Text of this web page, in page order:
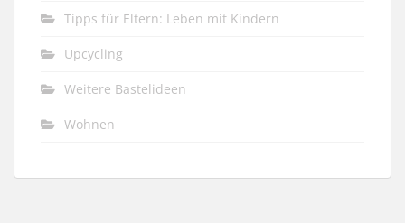
Tipps für Eltern: Leben mit Kindern
Upcycling
Weitere Bastelideen
Wohnen